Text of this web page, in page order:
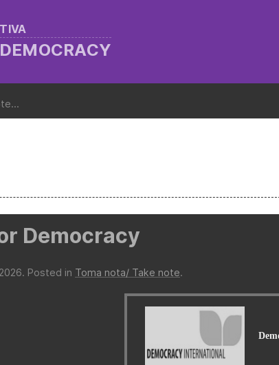
Democracy
. Posted in Toma nota/ Take note.